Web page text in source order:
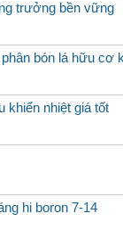
trưởng bền vững
bón lá hữu cơ
khiển nhiệt giá tốt
hi boron 7-14